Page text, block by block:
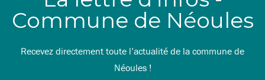
Commune de Néoules
Recevez directement toute l’actualité de la commune de
Néoules !